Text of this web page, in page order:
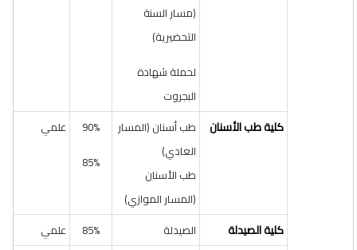
(مسار السنة
التحضيرية)
لحملة شهادة
البجروت
كلية طب الأسنان
طب أسنان (المسار
العادي)
طب الأسنان
(المسار الموازي)
90%
85%
علمي
كلية الصيدلة الصيدلة 85% علمي